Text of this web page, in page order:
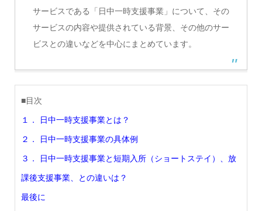
サービスである「日中一時支援事業」について、その
サービスの内容や提供されている背景、その他のサー
ビスとの違いなどを中心にまとめています。
■目次
１． 日中一時支援事業とは？
２． 日中一時支援事業の具体例
３． 日中一時支援事業と短期入所（ショートステイ）、放
課後支援事業、との違いは？
最後に